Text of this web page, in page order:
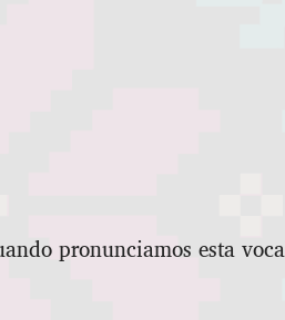
pronunciamos esta